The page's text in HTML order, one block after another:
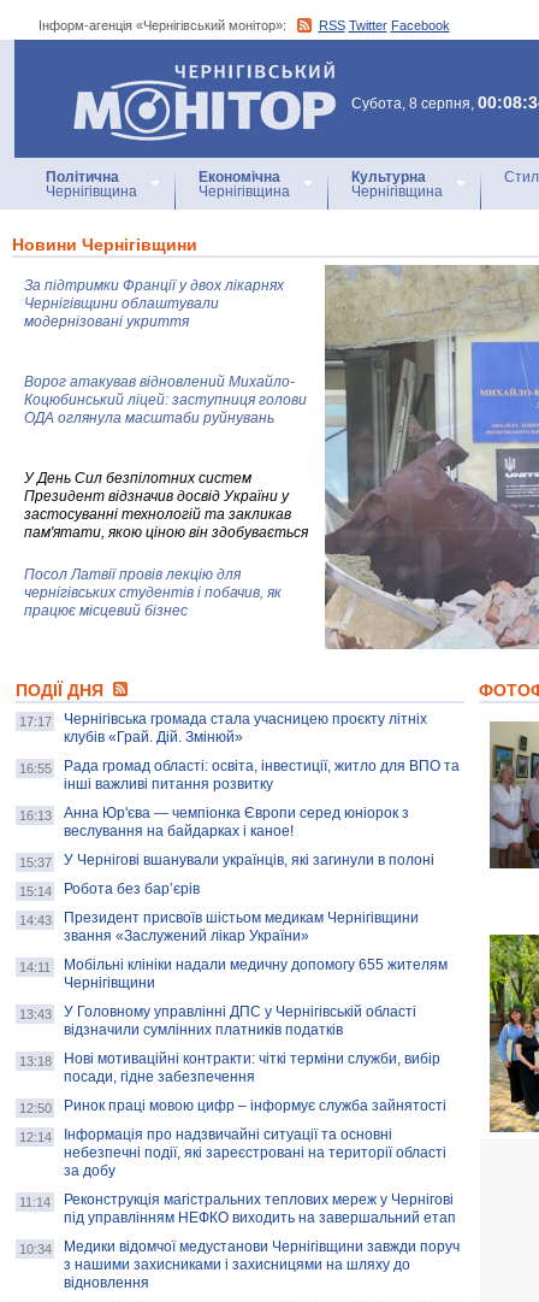
Інформ-агенція «Чернігівський монітор»: RSS Twitter Facebook
Інформ-агенція
«Чернігівський монітор»
Субота, 8 серпня,
Політична
Чернігівщина
Економічна
Чернігівщина
Культурна
Чернігівщина
Новини Чернігівщини
За підтримки Франції у двох лікарнях
Чернігівщини облаштували
модернізовані укриття
Ворог атакував відновлений Михайло-
Коцюбинський ліцей: заступниця голови
ОДА оглянула масштаби руйнувань
У День Сил безпілотних систем
Президент відзначив досвід України у
застосуванні технологій та закликав
пам'ятати, якою ціною він здобувається
Посол Латвії провів лекцію для
чернігівських студентів і побачив, як
працює місцевий бізнес
колекцію про війну, емоції та тварин
AB InBev Efes Україна підтримала
навчальний проєкт "Молодіжна бізнес-
школа", спрямований на розвиток
підприємництва у Чернігівській області
Золота тварина: видання Forbes
написало про чернігівця Патрона: хто і
скільки на ньому заробляє? І куди
витрачають?
ПОДІЇ ДНЯ
17:17
Чернігівська громада стала учасницею проєкту літніх
клубів «Грай. Дій. Змінюй»
16:55
Рада громад області: освіта, інвестиції, житло для ВПО та
інші важливі питання розвитку
16:13
Анна Юр'єва — чемпіонка Європи серед юніорок з
веслування на байдарках і каное!
15:37 У Чернігові вшанували українців, які загинули в полоні
15:14 Робота без бар’єрів
14:43
Президент присвоїв шістьом медикам Чернігівщини
звання «Заслужений лікар України»
14:11
Мобільні клініки надали медичну допомогу 655 жителям
Чернігівщини
13:43
У Головному управлінні ДПС у Чернігівській області
відзначили сумлінних платників податків
13:18
Нові мотиваційні контракти: чіткі терміни служби, вибір
посади, гідне забезпечення
12:50 Ринок праці мовою цифр – інформує служба зайнятості
12:14
Інформація про надзвичайні ситуації та основні
небезпечні події, які зареєстровані на території області
за добу
11:14
Реконструкція магістральних теплових мереж у Чернігові
під управлінням НЕФКО виходить на завершальний етап
10:34
Медики відомчої медустанови Чернігівщини завжди поруч
з нашими захисниками і захисницями на шляху до
відновлення